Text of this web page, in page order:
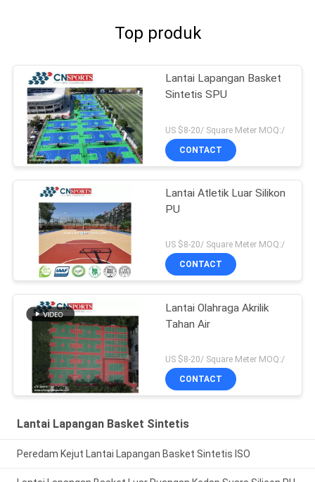
Top produk
Lantai Lapangan Basket
Sintetis SPU
US $8-20/ Square Meter MOQ:/
CONTACT
Lantai Atletik Luar Silikon
PU
US $8-20/ Square Meter MOQ:/
CONTACT
Lantai Olahraga Akrilik
Tahan Air
US $8-20/ Square Meter MOQ:/
CONTACT
Lantai Lapangan Basket Sintetis
Peredam Kejut Lantai Lapangan Basket Sintetis ISO